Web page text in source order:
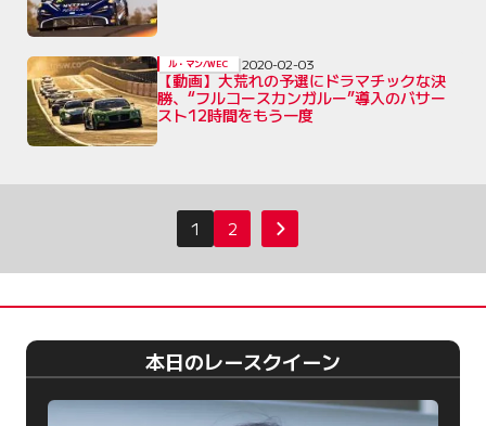
【動画】大荒れの予選にドラマチックな決
勝、“フルコースカンガルー”導入のバサー
スト12時間をもう一度
ル・マン/WEC 2020-02-03
の
ペ
ー
ジ
送
1 2 次へ
本日のレースクイーン